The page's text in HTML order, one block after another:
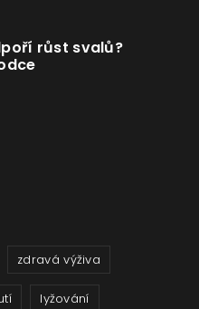
růst svalů?
zdravá výživa
lyžování